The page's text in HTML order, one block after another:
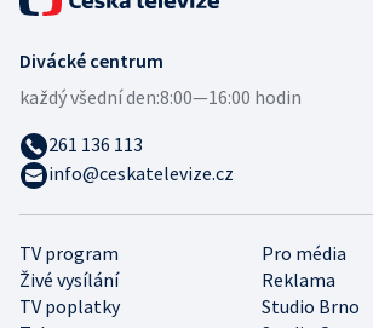
TV program
Pro média
Živé vysílání
Reklama
TV poplatky
Studio Brno
Divácké centrum
každý všední den:8:00—16:00 hodin
261 136 113
info@ceskatelevize.cz